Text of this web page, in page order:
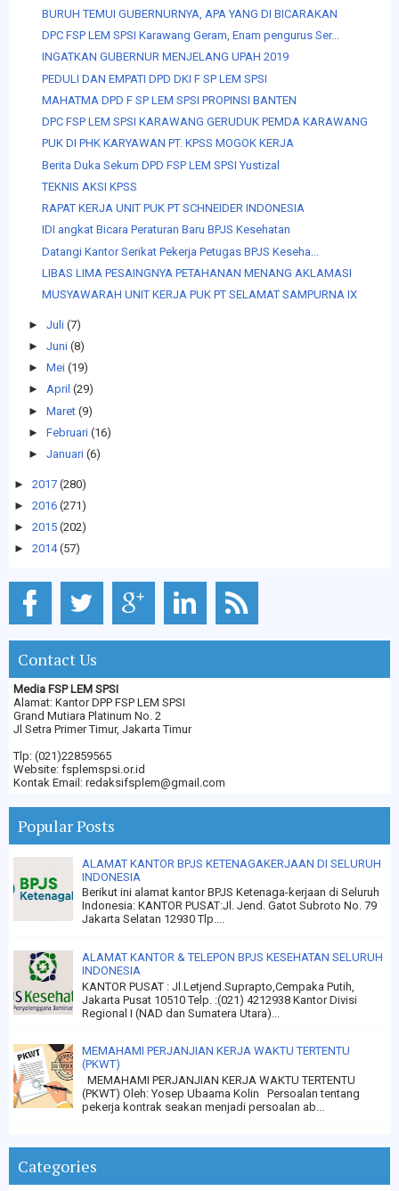
BURUH TEMUI GUBERNURNYA, APA YANG DI BICARAKAN
DPC FSP LEM SPSI Karawang Geram, Enam pengurus Ser...
INGATKAN GUBERNUR MENJELANG UPAH 2019
PEDULI DAN EMPATI DPD DKI F SP LEM SPSI
MAHATMA DPD F SP LEM SPSI PROPINSI BANTEN
DPC FSP LEM SPSI KARAWANG GERUDUK PEMDA KARAWANG
PUK DI PHK KARYAWAN PT. KPSS MOGOK KERJA
Berita Duka Sekum DPD FSP LEM SPSI Yustizal
TEKNIS AKSI KPSS
RAPAT KERJA UNIT PUK PT SCHNEIDER INDONESIA
IDI angkat Bicara Peraturan Baru BPJS Kesehatan
Datangi Kantor Serikat Pekerja Petugas BPJS Keseha...
LIBAS LIMA PESAINGNYA PETAHANAN MENANG AKLAMASI
MUSYAWARAH UNIT KERJA PUK PT SELAMAT SAMPURNA IX
► Juli (7)
► Juni (8)
► Mei (19)
► April (29)
► Maret (9)
► Februari (16)
► Januari (6)
► 2017 (280)
► 2016 (271)
► 2015 (202)
► 2014 (57)
Contact Us
Media FSP LEM SPSI
Alamat: Kantor DPP FSP LEM SPSI
Grand Mutiara Platinum No. 2
Jl Setra Primer Timur, Jakarta Timur
Tlp: (021)22859565
Website: fsplemspsi.or.id
Kontak Email: redaksifsplem@gmail.com
Popular Posts
ALAMAT KANTOR BPJS KETENAGAKERJAAN DI SELURUH
INDONESIA
Berikut ini alamat kantor BPJS Ketenaga-kerjaan di Seluruh
Indonesia: KANTOR PUSAT:Jl. Jend. Gatot Subroto No. 79
Jakarta Selatan 12930 Tlp....
ALAMAT KANTOR & TELEPON BPJS KESEHATAN SELURUH
INDONESIA
KANTOR PUSAT : Jl.Letjend.Suprapto,Cempaka Putih,
Jakarta Pusat 10510 Telp. :(021) 4212938 Kantor Divisi
Regional I (NAD dan Sumatera Utara)...
MEMAHAMI PERJANJIAN KERJA WAKTU TERTENTU
(PKWT)
MEMAHAMI PERJANJIAN KERJA WAKTU TERTENTU
(PKWT) Oleh: Yosep Ubaama Kolin Persoalan tentang
pekerja kontrak seakan menjadi persoalan ab...
Categories